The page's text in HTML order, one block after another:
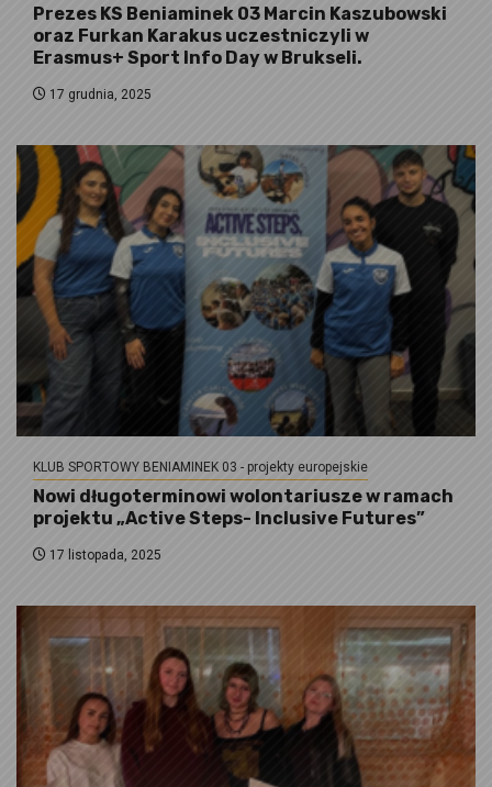
Prezes KS Beniaminek 03 Marcin Kaszubowski
oraz Furkan Karakus uczestniczyli w
Erasmus+ Sport Info Day w Brukseli.
17 grudnia, 2025
KLUB SPORTOWY BENIAMINEK 03 - projekty europejskie
Nowi długoterminowi wolontariusze w ramach
projektu „Active Steps- Inclusive Futures”
17 listopada, 2025